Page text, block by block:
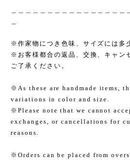
※作家物につき色味、サイズには多
※お客様都合の返品、交換、キャン
ご了承ください。
※As these are handmade items,
variations in color and size.
※Please note that we cannot
exchanges, or cancellations for
reasons.
※Orders can be placed from